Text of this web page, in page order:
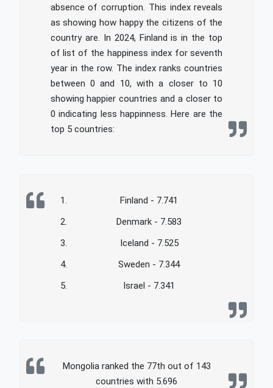
absence of corruption. This index reveals
as showing how happy the citizens of the
country are. In 2024, Finland is in the top
of list of the happiness index for seventh
year in the row. The index ranks countries
between 0 and 10, with a closer to 10
showing happier countries and a closer to
0 indicating less happinness. Here are the
top 5 countries:
Finland - 7.741
Denmark - 7.583
Iceland - 7.525
Sweden - 7.344
Israel - 7.341
Mongolia ranked the 77th out of 143
countries with 5.696